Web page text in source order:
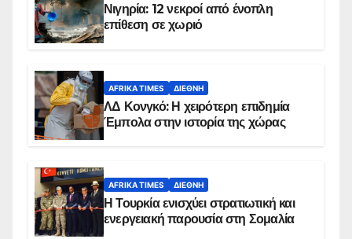
Νιγηρία: 12 νεκροί από ένοπλη
επίθεση σε χωριό
AFRIKA TIMES ΔΙΕΘΝΉ
ΛΔ Κονγκό: Η χειρότερη επιδημία
Έμπολα στην ιστορία της χώρας
AFRIKA TIMES ΔΙΕΘΝΉ
Η Τουρκία ενισχύει στρατιωτική και
ενεργειακή παρουσία στη Σομαλία